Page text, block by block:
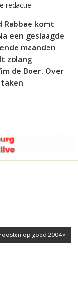
redactie
Rabbae komt
een geslaagde
maanden
zolang
de Boer. Over
taken
op goed 2004 »